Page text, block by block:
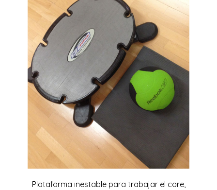
Plataforma inestable para trabajar el core,